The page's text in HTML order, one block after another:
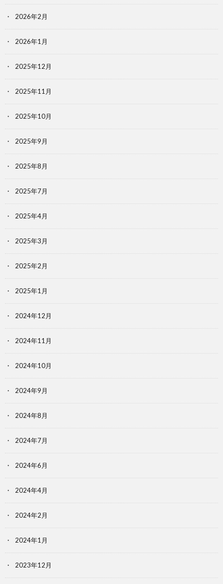
2026年2月
2026年1月
2025年12月
2025年11月
2025年10月
2025年9月
2025年8月
2025年7月
2025年4月
2025年3月
2025年2月
2025年1月
2024年12月
2024年11月
2024年10月
2024年9月
2024年8月
2024年7月
2024年6月
2024年4月
2024年2月
2024年1月
2023年12月